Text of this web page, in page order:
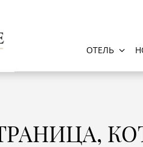
ОТЕЛЬ